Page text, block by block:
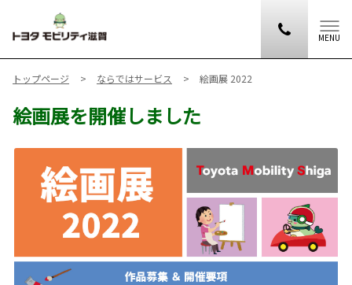
MENU
トップページ ならではサービス 絵画展 2022
絵画展を開催しました